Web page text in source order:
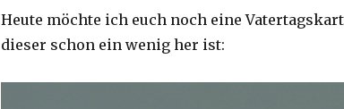
Heute möchte ich euch noch eine
dieser schon ein wenig her ist: